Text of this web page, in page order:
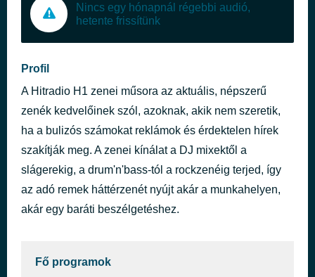
Nincs egy hónapnál régebbi audió,
hetente frissítünk
Profil
A Hitradio H1 zenei műsora az aktuális, népszerű
zenék kedvelőinek szól, azoknak, akik nem szeretik,
ha a bulizós számokat reklámok és érdektelen hírek
szakítják meg. A zenei kínálat a DJ mixektől a
slágerekig, a drum'n'bass-tól a rockzenéig terjed, így
az adó remek háttérzenét nyújt akár a munkahelyen,
akár egy baráti beszélgetéshez.
Fő programok